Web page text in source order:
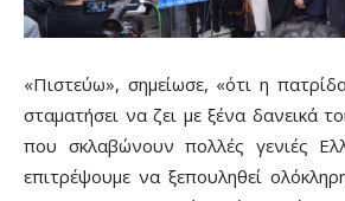
«Πιστεύω», σημείωσε, «ότι η
σταματήσει να ζει με ξένα δανεικά
που σκλαβώνουν πολλές γενιές
επιτρέψουμε να ξεπουληθεί